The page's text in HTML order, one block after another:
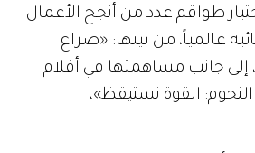
طواقم عدد من أنجح الأعمال
عالمياً، من بينها: «صراع
إلى جانب مساهمتها في أفلام
القوة تستيقظ»،